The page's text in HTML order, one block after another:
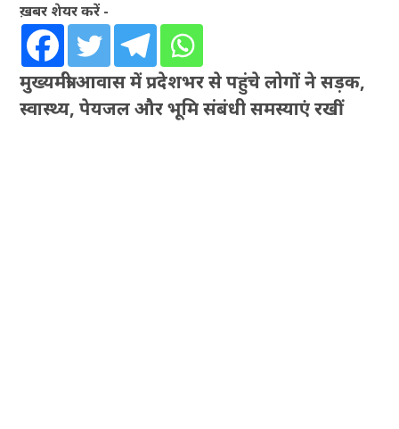
ख़बर शेयर करें -
मुख्यमंत्री आवास में प्रदेशभर से पहुंचे लोगों ने सड़क,
स्वास्थ्य, पेयजल और भूमि संबंधी समस्याएं रखीं